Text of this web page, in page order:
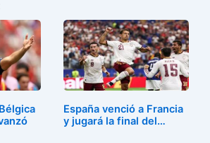
m
p
ar
tir
España venció a Francia
y jugará la final del…